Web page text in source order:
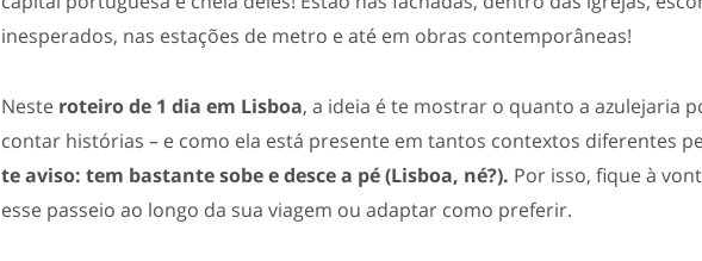
inesperados, nas estações de metro e até em obras contemporâneas!
Neste roteiro de 1 dia em Lisboa, a ideia é te mostrar o quanto a azulejaria
contar histórias – e como ela está presente em tantos contextos diferentes
te aviso: tem bastante sobe e desce a pé (Lisboa, né?). Por isso, fique à
esse passeio ao longo da sua viagem ou adaptar como preferir.